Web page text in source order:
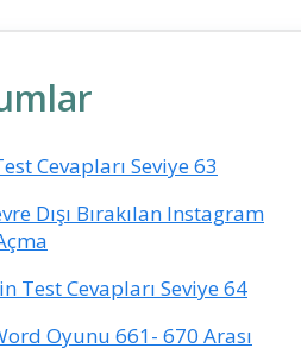
Cevapları Seviye 63
Dışı Bırakılan Instagram
Test Cevapları Seviye 64
Oyunu 661- 670 Arası